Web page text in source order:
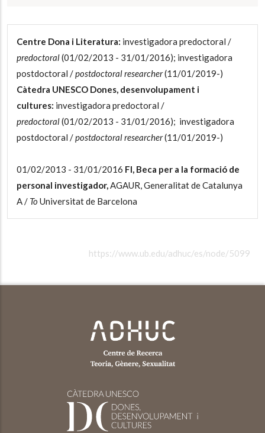
Centre Dona i Literatura: investigadora predoctoral /
predoctoral(01/02/2013 - 31/01/2016); investigadora
postdoctoral /postdoctoral researcher(11/01/2019-)
Càtedra UNESCO Dones, desenvolupament i
cultures: investigadora predoctoral /
predoctoral(01/02/2013 - 31/01/2016); investigadora
postdoctoral /postdoctoral researcher(11/01/2019-)
01/02/2013 - 31/01/2016 FI, Beca per a la formació de
personal investigador,AGAUR, Generalitat de Catalunya
A / To Universitat de Barcelona
https://www.ub.edu/adhuc/es/node/5099